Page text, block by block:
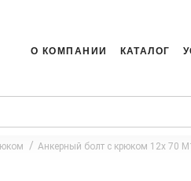
О КОМПАНИИ КАТАЛОГ
Анкерный болт с крюком 12x 70